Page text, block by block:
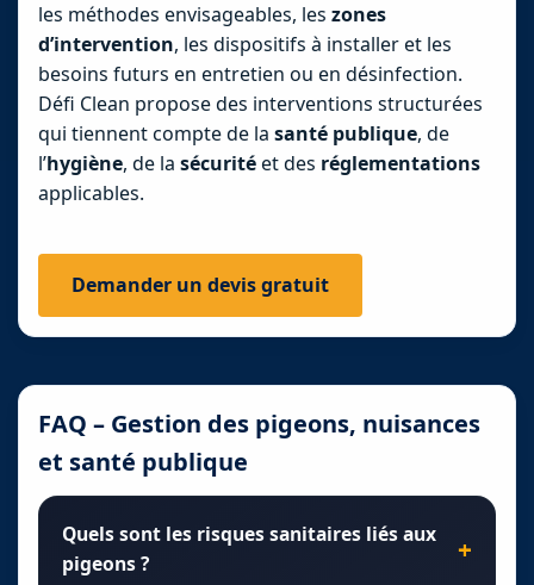
les méthodes envisageables, les zones
d’intervention, les dispositifs à installer et les
besoins futurs en entretien ou en désinfection.
Défi Clean propose des interventions structurées
qui tiennent compte de la santé publique, de
l’hygiène, de la sécuritéet des réglementations
applicables.
Demander un devis gratuit
FAQ – Gestion des pigeons, nuisances
et santé publique
Quels sont les risques sanitaires liés aux
pigeons ?